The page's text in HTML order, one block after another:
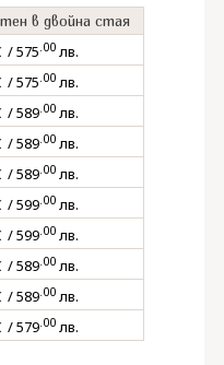
в двойна стая
/ 575.00лв.
/ 575.00лв.
/ 589.00лв.
/ 589.00лв.
/ 589.00лв.
/ 599.00лв.
/ 599.00лв.
/ 589.00лв.
/ 589.00лв.
/ 579.00лв.